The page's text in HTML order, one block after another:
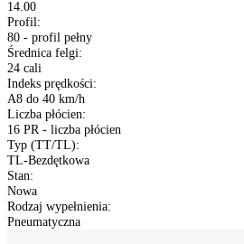
Producent
Alliance
Typ :
Opony przemysłowe
Bieżnik opony:
14.00 - 24 TG 306 G-2 16PR [153A8] TL
Sezon :
Opony Całoroczne
Rozmiar:
14.00-24
XL (Extra Load)
Nie
Konstrukcja:
Opony diagonalne